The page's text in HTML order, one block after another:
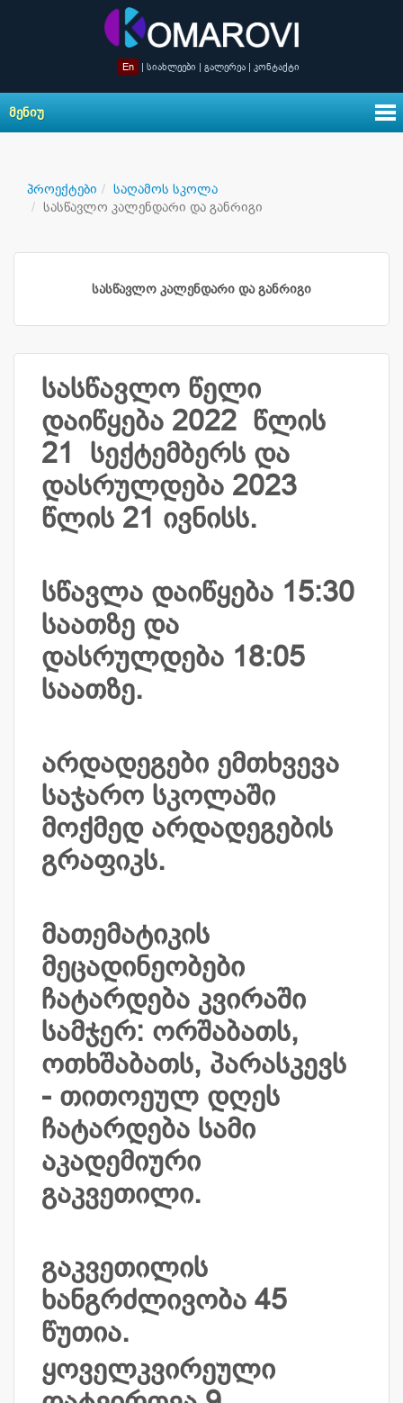
En | სიახლეები | გალერეა| კონტაქტი
ᲛᲔᲜᲘᲣ
პროექტები
საღამოს სკოლა
სასწავლო კალენდარი და განრიგი
სასწავლო კალენდარი და განრიგი
სასწავლო წელი
დაიწყება 2022 წლის
21 სექტემბერს და
დასრულდება 2023
წლის 21 ივნისს.
სწავლა დაიწყება 15:30
საათზე და
დასრულდება 18:05
საათზე.
არდადეგები ემთხვევა
საჯარო სკოლაში
მოქმედ არდადეგების
გრაფიკს.
მათემატიკის
მეცადინეობები
ჩატარდება კვირაში
სამჯერ: ორშაბათს,
ოთხშაბათს, პარასკევს
- თითოეულ დღეს
ჩატარდება სამი
აკადემიური
გაკვეთილი.
გაკვეთილის
ხანგრძლივობა 45
წუთია.
ყოველკვირეული